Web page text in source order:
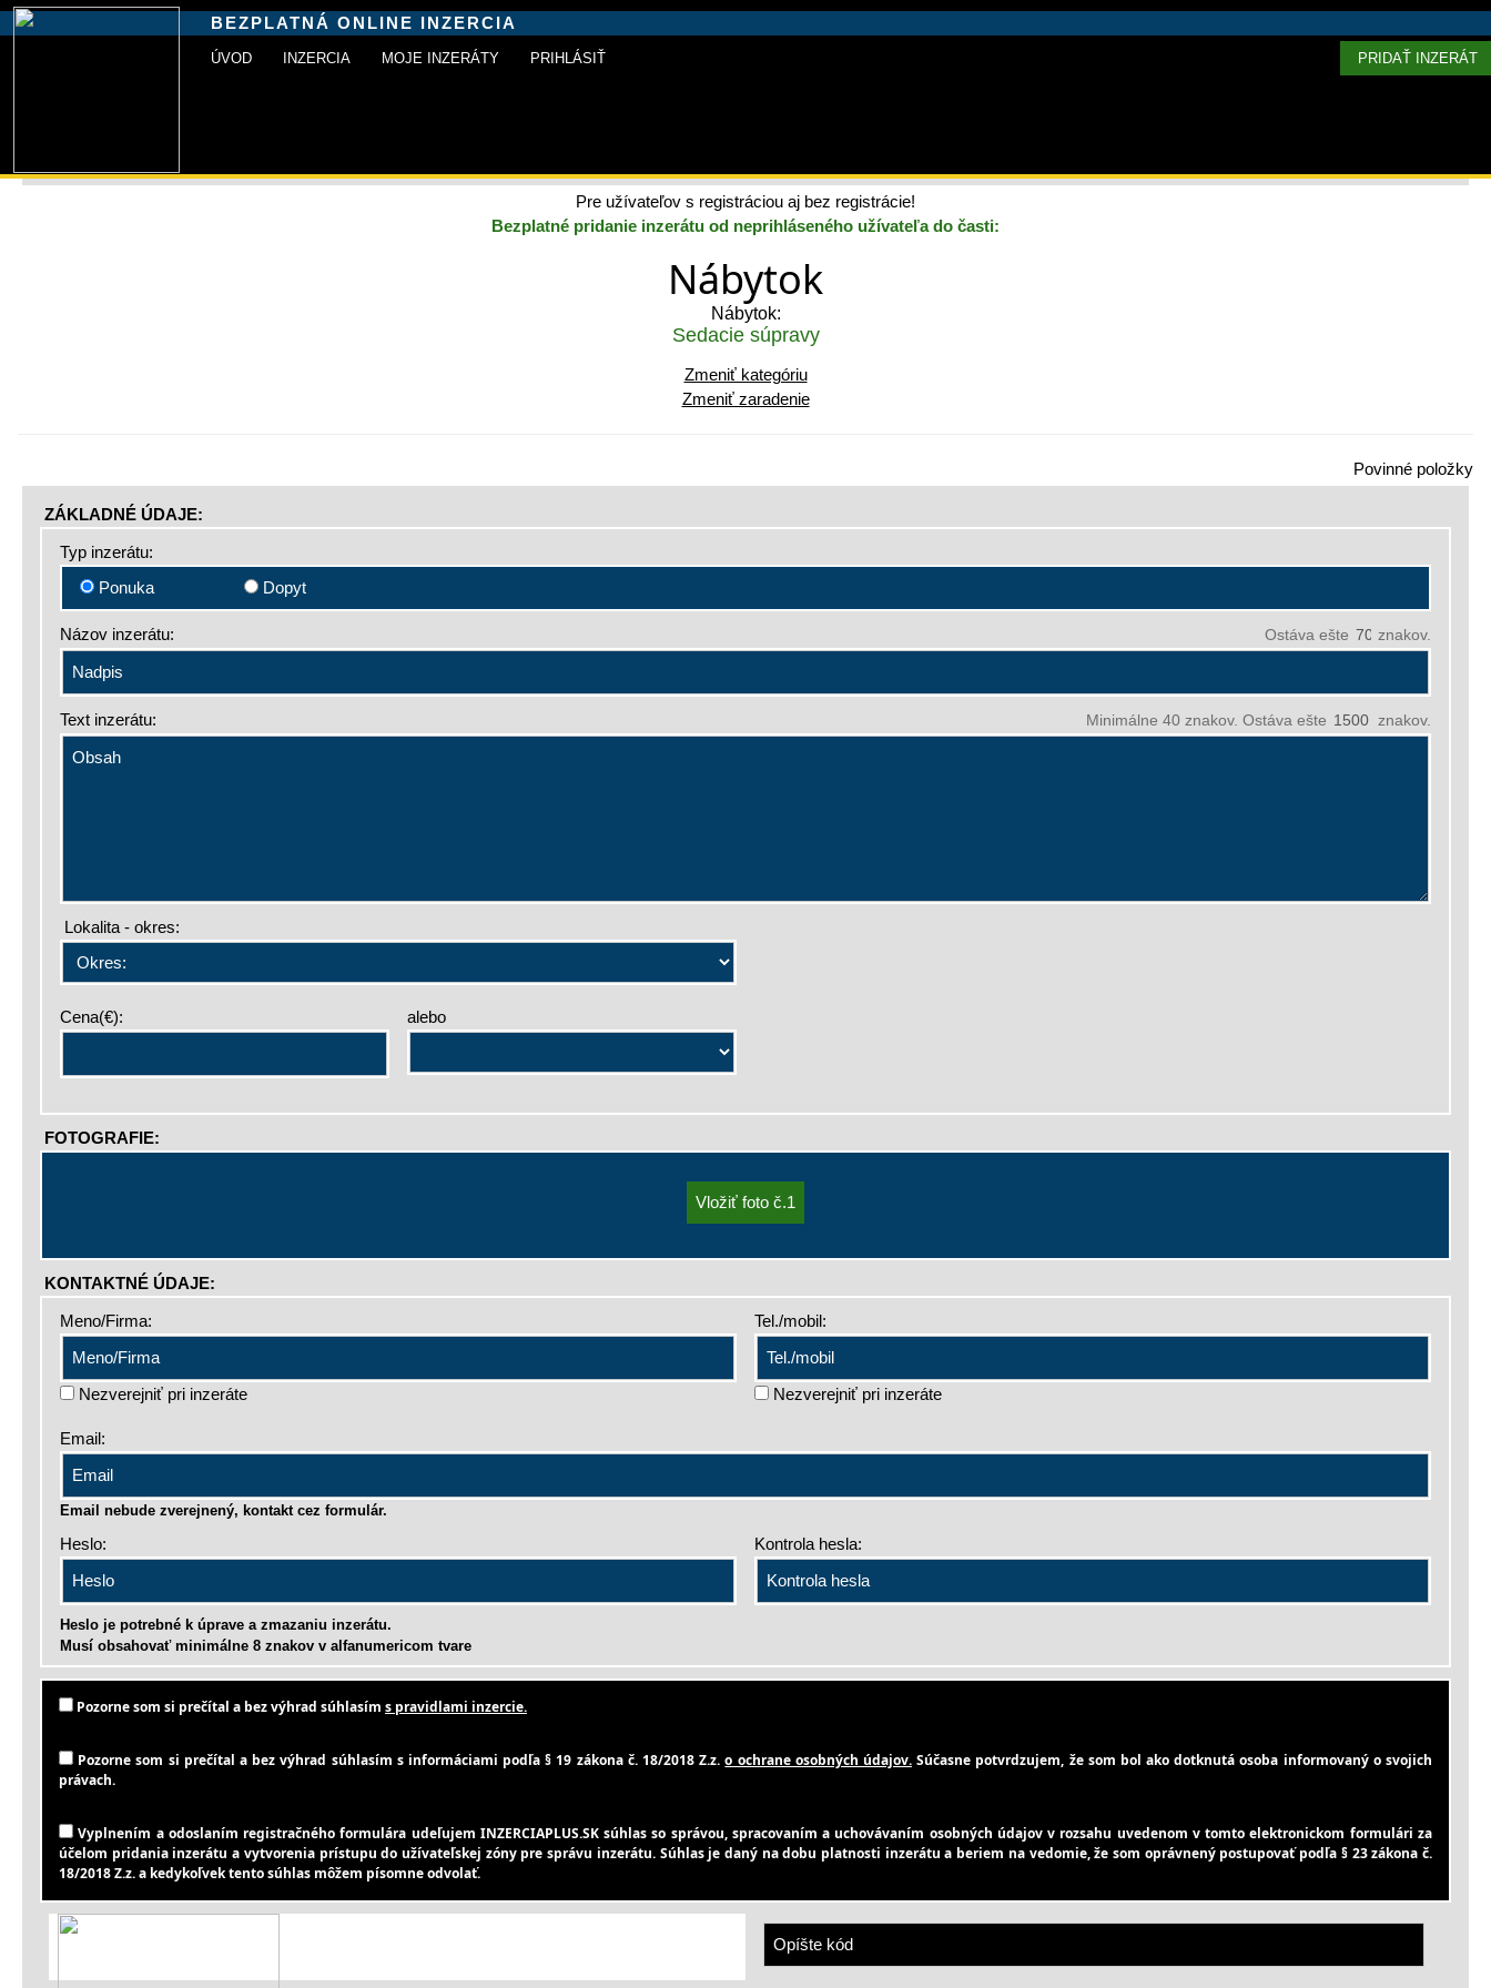
BEZPLATNÁ ONLINE INZERCIA
ÚVOD INZERCIA MOJE INZERÁTY PRIHLÁSIŤ PRIDAŤ INZERÁT
Pre užívateľov s registráciou aj bez registrácie!
Bezplatné pridanie inzerátu od neprihláseného užívateľa do časti:
Nábytok
Nábytok:
Sedacie súpravy
Zmeniť kategóriu
Zmeniť zaradenie
Povinné položky
ZÁKLADNÉ ÚDAJE:
Typ inzerátu:
Ponuka
Dopyt
Názov inzerátu: Ostáva ešte znakov.
Text inzerátu: Minimálne 40 znakov. Ostáva ešte znakov.
Lokalita - okres:
Cena(€): alebo
FOTOGRAFIE:
KONTAKTNÉ ÚDAJE:
Meno/Firma:
Nezverejniť pri inzeráte
Tel./mobil:
Nezverejniť pri inzeráte
Email:
Email nebude zverejnený, kontakt cez formulár.
Heslo: Kontrola hesla:
Heslo je potrebné k úprave a zmazaniu inzerátu.
Musí obsahovať minimálne 8 znakov v alfanumericom tvare
Pozorne som si prečítal a bez výhrad súhlasím s pravidlami inzercie.
Pozorne som si prečítal a bez výhrad súhlasím s informáciami podľa § 19 zákona č. 18/2018 Z.z.o ochrane osobných údajov.Súčasne potvrdzujem, že som bol ako dotknutá osoba informovaný o svojich
právach.
Vyplnením a odoslaním registračného formulára udeľujem INZERCIAPLUS.SK súhlas so správou, spracovaním a uchovávaním osobných údajov v rozsahu uvedenom v tomto elektronickom formulári za
účelom pridania inzerátu a vytvorenia prístupu do užívateľskej zóny pre správu inzerátu. Súhlas je daný na dobu platnosti inzerátu a beriem na vedomie, že som oprávnený postupovať podľa § 23 zákona č.
18/2018 Z.z. a kedykoľvek tento súhlas môžem písomne odvolať.